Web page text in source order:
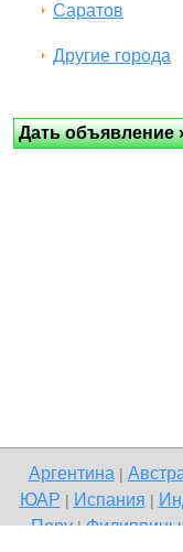
Саратов
Другие города
Аргентина|
ЮАР Испания
Перу|Филиппины